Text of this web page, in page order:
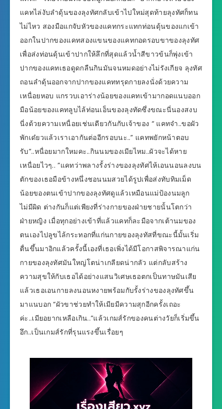
แคทไล่งับลำดุ้นของลุงทัศกลับเข้าไปใหม่สุดท้ายลุงทัศก็ทน
ไม่ไหว สองมือแกจับหัวของแคทกระแทกท่อนดุ้นของแกเข้า
ออกในปากของแคทสองแขนของแคทกอดรอบขาของลุงทัศ
เพื่อส่งท่อนดุ้นเข้าปากให้ลึกที่สุดแล้วน้ำสีขาวข้นก็พุ่งเข้า
ปากของแคทเธอดูดกลืนกินมันจนหมดอย่างไม่รังเกียจ ลุงทัศ
ถอนลำดุ้นออกจากปากของแคททรุดกายลงนั่งด้วยความ
เหนื่อยหอบ แกรวบเอาร่างน้อยของแคทเข้ามากอดแนบออก
มือน้อยของแคทลูบไล้ท่อนเอ็นของลุงทัดซึ่งขณะนี่นองสงบ
นี่งด้วยความเหนื่อยเช่นเดียวกันกับเจ้าของ “ แคทจ๋า..ขอผัว
พักเด๋ยวแล้วเราเอากันต่ออีกรอบนะ..” แคทพยักหน้าตอบ
รับ”..หนื่อยมากใหมคะ..กินนมของเมียไหม..ผัวจะได้หาย
เหนื่อยไวๆ.. ”แคทว่าพลางรั้งร่างของลุงทัศไห้เอนนอนลงบน
ตักของเธอมือข้างหนึ่งชอนนมสวยได้รูปเพื่อส่งทับทิมเม็ด
น้อยของตนเข้าปากของลุงทัศดูแล้วเหมือนแม่ป้องนมลูก
ไม่มีผิด ต่างกันก็แต่เพียงที่ร่างกายของฝ่ายชายนั้นโตกว่า
ฝ่ายหญิง เมื่อทุกอย่างเข้าที่แล้วแคทก็ละมือจากเต้านมของ
ตนเองไปลูขไล้กระทอกที่แก่นกายของลุงทัสที่ขณะนี้มั้นเริ่ม
ตื่นขึ้นมาอิกแล้วครั้งนี้เองที่เธอเพิ่งได้มีโอกาสพิจารณาแก่น
กายของลุงทัศมันใหญ่โตน่าเกลียดน่ากลัว แต่กลับสร้าง
ความสุขให้กับเธอได้อย่างแสนวิเศษเธอตกเป็นทาษมันเสีย
แล้วเธอเอนกายลงนอนหงายพร้อมกับรั้งร่างของลุงทัศขึ้น
มาแนบอก “ผัวขาช่วยทำให้เมียมีความสุกอีกครั้งเถอะ
ค่ะ..เมียอยากเหลือเกิน..”แล้วเกมส์รักของคนต่างวัยก็เริ่มขึ้น
อึก..เป็นเกมส์รักที่รุนแรงขึ้นเรื่อยๆ